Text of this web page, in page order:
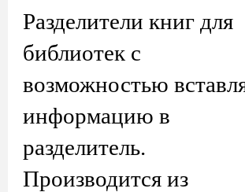
Разделители книг для
библиотек с
возможностью
информацию в
разделитель.
Производится из